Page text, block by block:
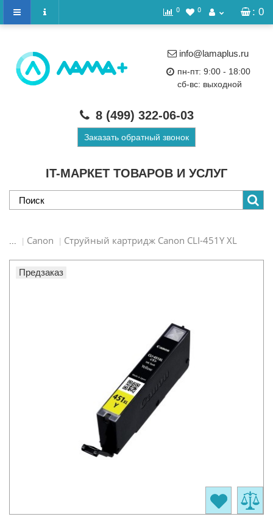
: 0
0 0
IT-МАРКЕТ ТОВАРОВ И УСЛУГ
info@lamaplus.ru
пн-пт: 9:00 - 18:00
сб-вс: выходной
8 (499) 322-06-03
Заказать обратный звонок
... Canon Струйный картридж Canon CLI-451Y XL
Предзаказ